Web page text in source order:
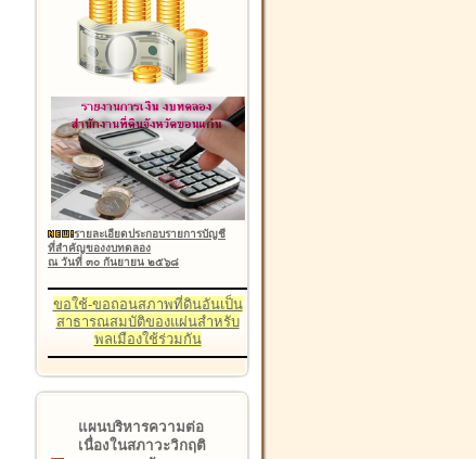
รายละเอียดประกอบรายการบัญชี
ที่สำคัญของงบทดลอง
ณ วันที่ ๓๐ กันยายน ๒๕๖๘
ขอใช้-ขอถอนสภาพที่ดินอันเป็น
สาธารณสมบัติของแผ่นสำหรับ
พลเมืองใช้ร่วมกัน
แผนบริหารความต่อ
เนื่องในสภาวะวิกฤติ